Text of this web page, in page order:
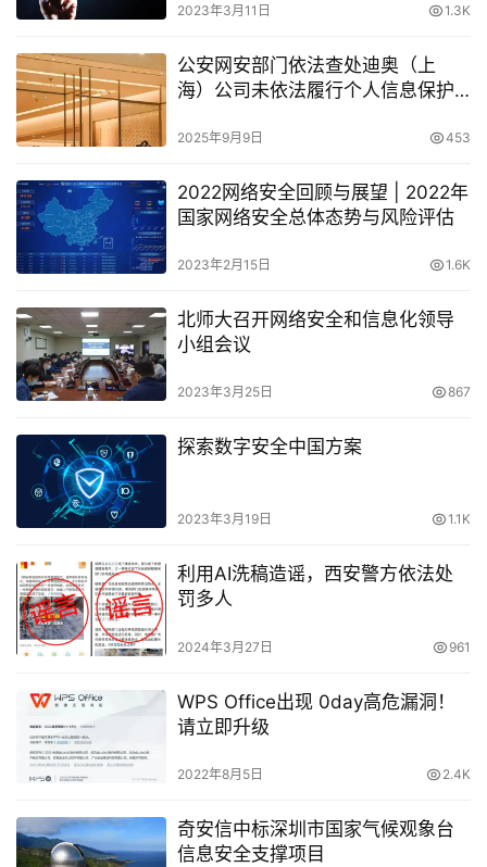
2023年3月11日 1.3K
公安网安部门依法查处迪奥（上
海）公司未依法履行个人信息保护
2025年9月9日 453
2022网络安全回顾与展望 | 2022年
国家网络安全总体态势与风险评估
2023年2月15日 1.6K
北师大召开网络安全和信息化领导
小组会议
2023年3月25日 867
探索数字安全中国方案
2023年3月19日 1.1K
利用AI洗稿造谣，西安警方依法处
罚多人
2024年3月27日 961
WPS Office出现 0day高危漏洞！
请立即升级
2022年8月5日 2.4K
奇安信中标深圳市国家气候观象台
信息安全支撑项目